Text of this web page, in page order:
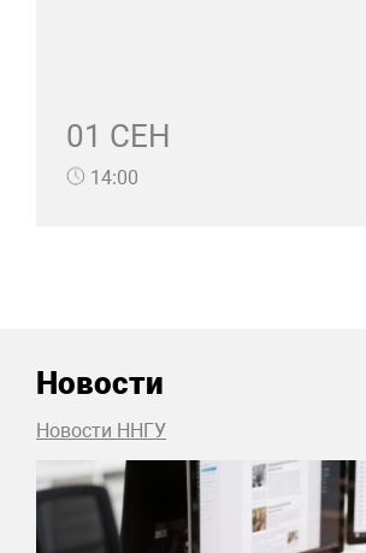
01 СЕН
14:00
Новости
Новости ННГУ